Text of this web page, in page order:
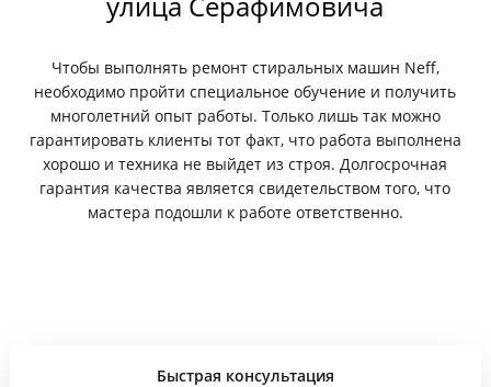
Чтобы выполнять ремонт стиральных машин Neff,
необходимо пройти специальное обучение и получить
многолетний опыт работы. Только лишь так можно
гарантировать клиенты тот факт, что работа выполнена
хорошо и техника не выйдет из строя. Долгосрочная
гарантия качества является свидетельством того, что
мастера подошли к работе ответственно.
Быстрая консультация